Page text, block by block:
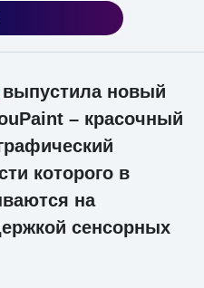
новый
– красочный
которого в
на
сенсорных